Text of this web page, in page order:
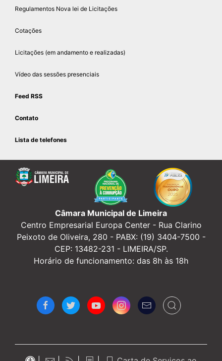
Regulamentos Nova lei de Licitações
Cotações
Licitações (em andamento e realizadas)
Vídeo das sessões presenciais
Feed RSS
Contato
Lista de telefones
Câmara Municipal de Limeira
Centro Empresarial Europa Center - Rua Clarino
Peixoto de Oliveira, 280 - PABX: (19) 3404-7500 -
CEP: 13482-231 - LIMEIRA/SP.
Horário de funcionamento: das 8h às 18h